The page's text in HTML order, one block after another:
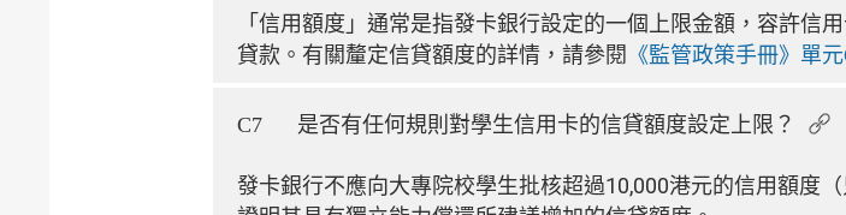
「信用額度」通常是指發卡銀行設定的一個上限金額，容許
貸款。有關釐定信貸額度的詳情，請參閱 《監管政策手冊》單
C7 是否有任何規則對學生信用卡的信貸額度設定上限？
發卡銀行不應向大專院校學生批核超過10,000港元的信用額度